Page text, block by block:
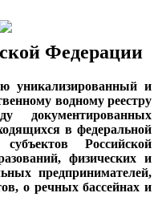
Федерации
уникализированный и
водному реестру
документированных
в федеральной
субъектов Российской
физических и
предпринимателей,
о речных бассейнах и